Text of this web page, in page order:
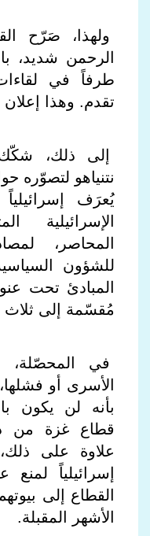
ولهذا، صَرّح
الرحمن شديد،
طرفاً في
تقدم. وهذا
إلى ذلك،
نتنياهو لتصوّره
يُعرَف إسرائيلياً
الإسرائيلية
المحاصر،
للشؤون
المبادئ تحت
مُقسّمة إلى
في المحصّلة،
الأسرى أو
بأنه لن يكون
قطاع غزة من
علاوة على
إسرائيلياً
القطاع إلى
الأشهر المقبلة.